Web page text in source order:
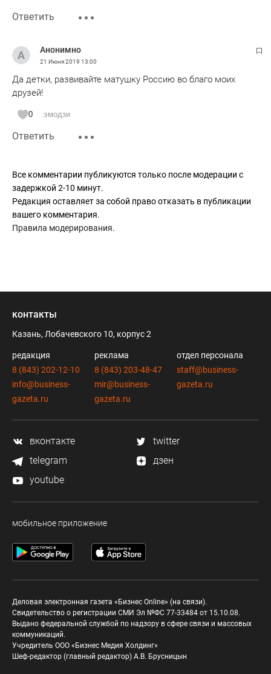
Ответить
Анонимно
21 Июня 2019 13:00
Да детки, развивайте матушку Россию во благо моих
друзей!
0 эмодзи
Ответить
Все комментарии публикуются только после модерации с
задержкой 2-10 минут.
Редакция оставляет за собой право отказать в публикации
вашего комментария.
Правила модерирования.
контакты
Казань, Лобачевского 10, корпус 2
редакция
8 (843) 202-12-10
info@business-
gazeta.ru
реклама
8 (843) 203-48-47
mir@business-
gazeta.ru
отдел персонала
staff@business-
gazeta.ru
вконтакте
twitter
telegram
дзен
youtube
мобильное приложение
Деловая электронная газета «Бизнес Online» (на связи).
Свидетельство о регистрации СМИ Эл №ФС 77-33484 от 15.10.08.
Выдано федеральной службой по надзору в сфере связи и массовых
коммуникаций.
Учредитель ООО «Бизнес Медия Холдинг»
Шеф-редактор (главный редактор) А.В. Брусницын